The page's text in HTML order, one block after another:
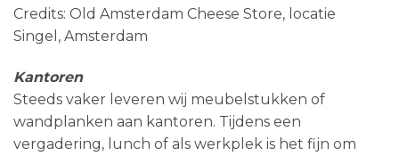
Credits: Old Amsterdam Cheese Store, locatie
Singel, Amsterdam
Kantoren
Steeds vaker leveren wij meubelstukken of
wandplanken aan kantoren. Tijdens een
vergadering, lunch of als werkplek is het fijn om